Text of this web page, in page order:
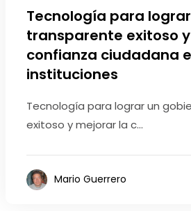
Tecnología para
transparente exitoso
confianza ciudadana
instituciones
Tecnología para lograr un
exitoso y mejorar la c...
Mario Guerrero